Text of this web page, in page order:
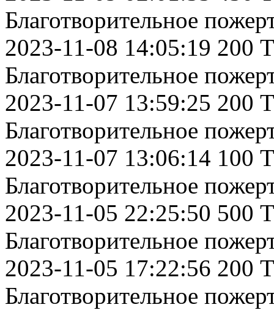
Благотворительное
2023-11-08 14:05:19 200
Благотворительное
2023-11-07 13:59:25 200
Благотворительное
2023-11-07 13:06:14 100
Благотворительное
2023-11-05 22:25:50 500
Благотворительное
2023-11-05 17:22:56 200
Благотворительное